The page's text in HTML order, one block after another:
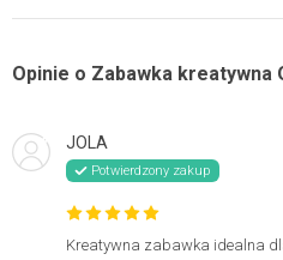
Opinie o Zabawka kreatywna
JOLA
Potwierdzony zakup
Kreatywna zabawka idealna